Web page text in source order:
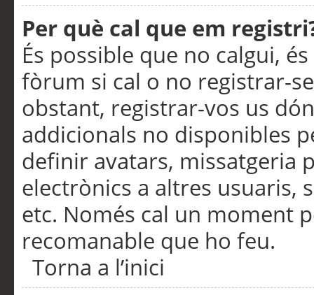
Per què cal que em
És possible que no calgui,
fòrum si cal o no registrar-
obstant, registrar-vos us
addicionals no disponibles
definir avatars, missatgeria
electrònics a altres usuaris,
etc. Només cal un moment
recomanable que ho feu.
Torna a l’inici